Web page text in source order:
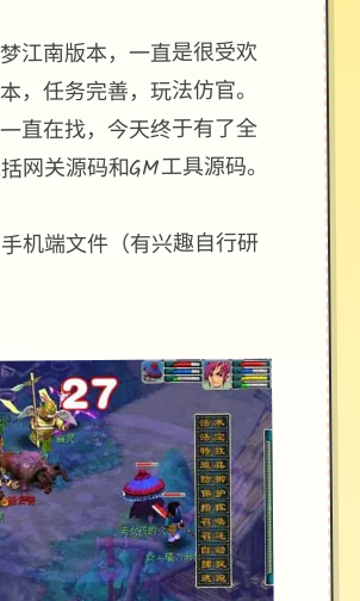
江南版本，一直是很受欢
，任务完善，玩法仿官。
直在找，今天终于有了全
网关源码和GM工具源码。
机端文件（有兴趣自行研